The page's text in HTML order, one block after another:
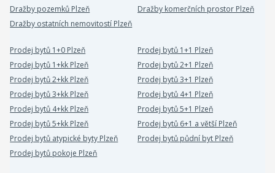
Dražby pozemků Plzeň
Dražby komerčních prostor Plzeň
Dražby ostatních nemovitostí Plzeň
Prodej bytů 1+0 Plzeň
Prodej bytů 1+1 Plzeň
Prodej bytů 1+kk Plzeň
Prodej bytů 2+1 Plzeň
Prodej bytů 2+kk Plzeň
Prodej bytů 3+1 Plzeň
Prodej bytů 3+kk Plzeň
Prodej bytů 4+1 Plzeň
Prodej bytů 4+kk Plzeň
Prodej bytů 5+1 Plzeň
Prodej bytů 5+kk Plzeň
Prodej bytů 6+1 a větší Plzeň
Prodej bytů atypické byty Plzeň
Prodej bytů půdní byt Plzeň
Prodej bytů pokoje Plzeň